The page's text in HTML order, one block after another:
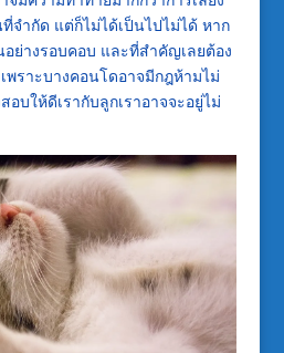
จำกัด แต่ก็ไม่ได้เป็นไปไม่ได้ หาก
อย่างรอบคอบ และที่สำคัญเลยต้อง
พราะบางคอนโดอาจมีกฎห้ามไม่
อบให้ดีเรากับลูกเราอาจจะอยู่ไม่